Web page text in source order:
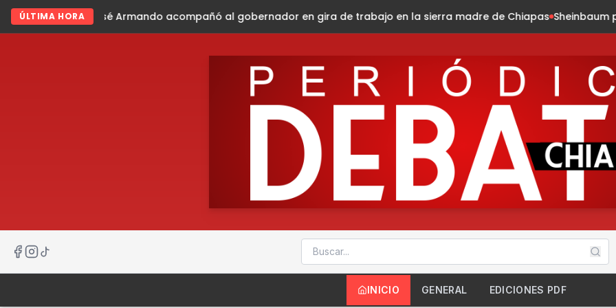
ÚLTIMA HORA
acompañó al gobernador en gira de trabajo en la sierra madre de Chiapas Sheinbaum presenta la Jornada
INICIO GENERAL EDICIONES PDF